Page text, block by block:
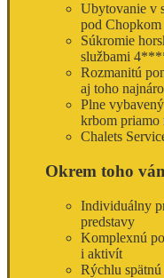
Ubytovanie v
pod Chopkom
Súkromie
službami
Rozmanitú
aj toho
Plne
krbom priamo
Chalets
Okrem toho
Individuálny
predstavy
Komplexnú
i aktivít
Rýchlu spätnú